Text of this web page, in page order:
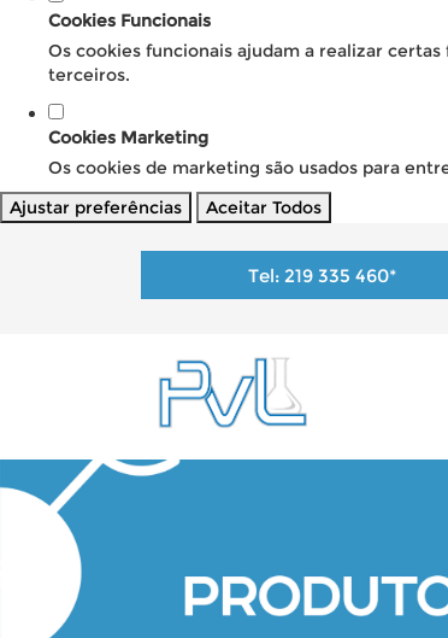
Cookies Funcionais
Os cookies funcionais ajudam a realizar
terceiros.
Cookies Marketing
Os cookies de marketing são usados para
Ajustar preferências
Aceitar Todos
Tel: 219 335 460*